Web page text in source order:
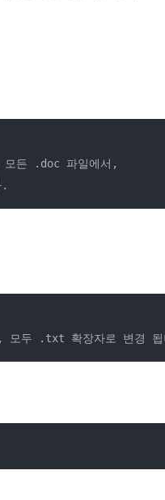
든 .doc 파일에서,